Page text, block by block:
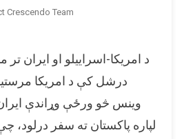
Crescendo Team
د امریکا-اسراییلو او ایران
درشل کې د امریکا
وینس څو ورځې وړاندې
لپاره پاکستان ته سفر درلود،